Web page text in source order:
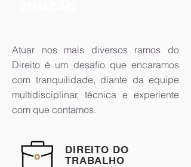
Atuar nos mais diversos ramos do
Direito é um desafio que encaramos
com tranquilidade, diante da equipe
multidisciplinar, técnica e experiente
com que contamos.
DIREITO DO
TRABALHO